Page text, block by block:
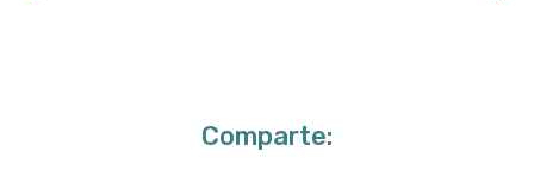
Comparte: